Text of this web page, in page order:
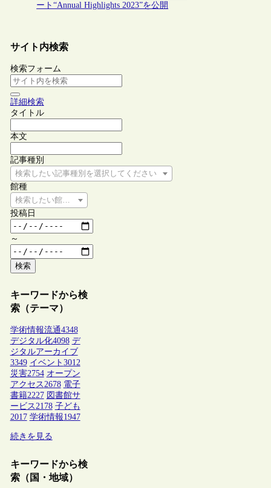
ート“Annual Highlights 2023”を公開
サイト内検索
検索フォーム
詳細検索
タイトル
本文
記事種別
検索したい記事種別を選択してください
館種
検索したい館種を選択してください
投稿日
～
検索
キーワードから検
索（テーマ）
学術情報流通4348
デジタル化4098 デ
ジタルアーカイブ
3349 イベント 3012
災害2754 オープン
アクセス2678 電子
書籍2227 図書館サ
ービス2178 子ども
2017 学術情報1947
続きを見る
キーワードから検
索（国・地域）